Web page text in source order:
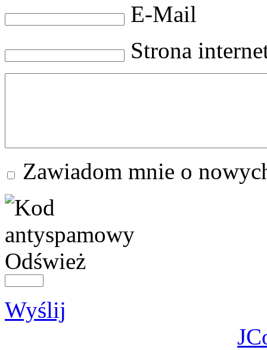
E-Mail
Strona
Zawiadom mnie o
Odśwież
Wyślij